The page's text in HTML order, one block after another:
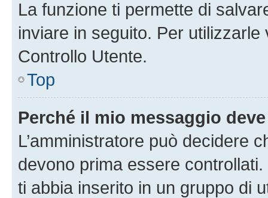
La funzione ti permette di
inviare in seguito. Per utilizzarle
Controllo Utente.
Top
Perché il mio messaggio
L’amministratore può decidere
devono prima essere
ti abbia inserito in un gruppo di